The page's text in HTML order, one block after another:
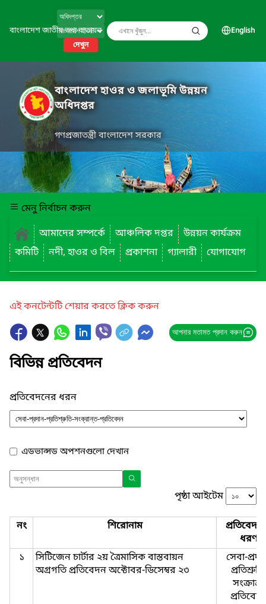
বাংলাদেশ জাতীয় তথ্য বাতায়ন
দেখুন
English
বাংলাদেশ হাওর ও জলাভূমি উন্নয়ন
অধিদপ্তর
গণপ্রজাতন্ত্রী বাংলাদেশ সরকার
মেনু নির্বাচন করুন
আমাদের সম্পর্কে
আঞ্চলিক দপ্তর
উন্নয়ন কার্যক্রম
কমিটি
নদী, হাওর ও বিল প্রকাশনা গ্যালারী যোগাযোগ
এই কনটেন্টটি শেয়ার করতে ক্লিক করুন
আপনার মতামত প্রদান করুন
বিভিন্ন প্রতিবেদন
প্রতিবেদনের ধরন
এডভান্সড অপশনগুলো দেখান
পৃষ্ঠা আইটেম
নং শিরোনাম
ধরণ
১
সিটিজেন চার্টার ২য় ত্রৈমাসিক বাস্তবায়ন
অগ্রগতি প্রতিবেদন অক্টোবর-ডিসেম্বর ২৩
সেবা-
সংক্রান্ত-